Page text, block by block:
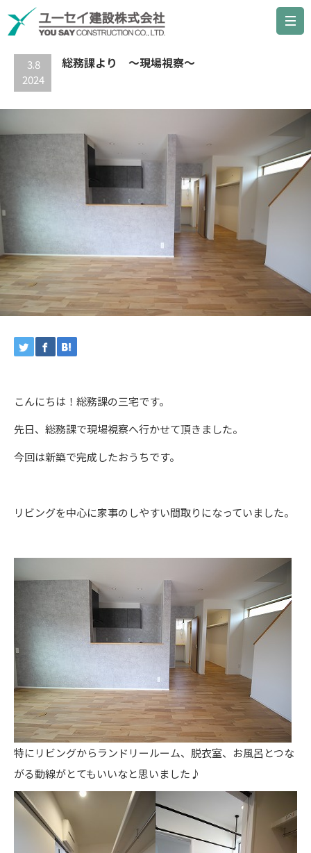
最新の記事
3.8
2024
総務課より ～現場視察～
こんにちは！総務課の三宅です。
先日、総務課で現場視察へ行かせて頂きました。
今回は新築で完成したおうちです。
リビングを中心に家事のしやすい間取りになっていました。
特にリビングからランドリールーム、脱衣室、お風呂とつな
がる動線がとてもいいなと思いました♪